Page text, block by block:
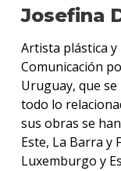
Josefina
Artista plástica y
Comunicación
Uruguay, que
todo lo
sus obras se
Este, La Barra y
Luxemburgo y